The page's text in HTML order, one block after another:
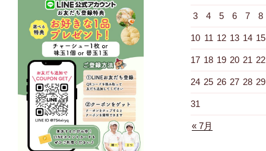
3 4 5 6 7 8
10 11 12 13 14 15
17 18 19 20 21 22
24 25 26 27 28 29
31
« 7月